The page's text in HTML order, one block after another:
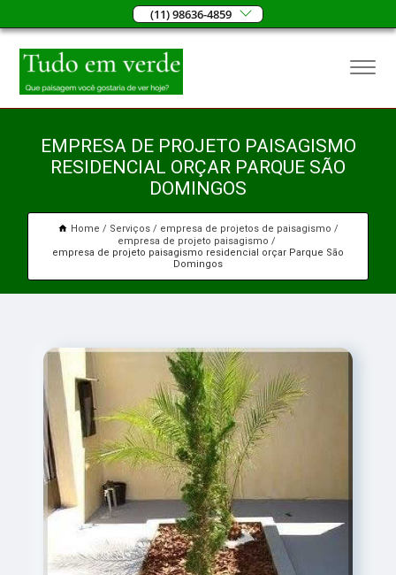
(11) 98636-4859
EMPRESA DE PROJETO PAISAGISMO
RESIDENCIAL ORÇAR PARQUE SÃO
DOMINGOS
Home Serviços
empresa de projetos de paisagismo
empresa de projeto paisagismo
empresa de projeto paisagismo residencial orçar Parque São
Domingos